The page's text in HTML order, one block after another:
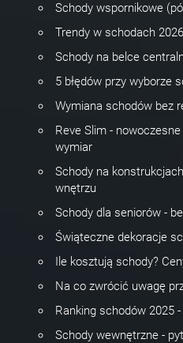
Schody wspornikowe
Trendy w schodach
Schody na belce
5 błędów przy wyborze
Wymiana schodów bez
Reve Slim -
wymiar
Schody na
wnętrzu
Schody dla seniorów -
Świąteczne dekoracje
Ile kosztują schody?
Na co zwrócić uwagę
Ranking schodów 2025
Schody wewnętrzne -